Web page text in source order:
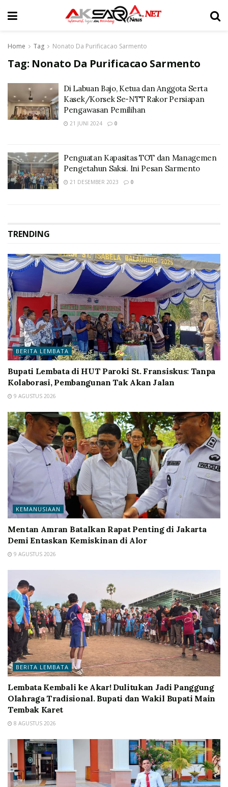
Home Tag Nonato Da Purificacao Sarmento
Tag: Nonato Da Purificacao Sarmento
Di Labuan Bajo, Ketua dan Anggota Serta
Kasek/Korsek Se-NTT Rakor Persiapan
Pengawasan Pemilihan
21 JUNI 2024 0
Penguatan Kapasitas TOT dan Managemen
Pengetahun Saksi. Ini Pesan Sarmento
21 DESEMBER 2023 0
TRENDING
BERITA LEMBATA
Bupati Lembata di HUT Paroki St. Fransiskus: Tanpa
Kolaborasi, Pembangunan Tak Akan Jalan
9 AGUSTUS 2026
KEMANUSIAAN
Mentan Amran Batalkan Rapat Penting di Jakarta
Demi Entaskan Kemiskinan di Alor
9 AGUSTUS 2026
BERITA LEMBATA
Lembata Kembali ke Akar! Dulitukan Jadi Panggung
Olahraga Tradisional. Bupati dan Wakil Bupati Main
Tembak Karet
8 AGUSTUS 2026